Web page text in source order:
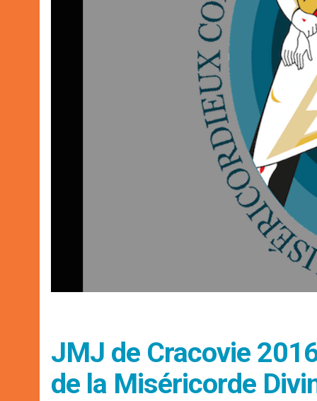
JMJ de Cracovie
de la Miséricorde